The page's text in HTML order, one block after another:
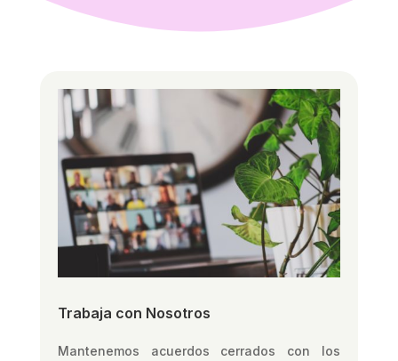
Trabaja con Nosotros
Mantenemos acuerdos cerrados con los